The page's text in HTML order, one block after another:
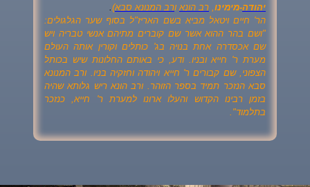
יהודה-מימינו, רב הונא ורב המנונא סבא)
.
הר' חיים ויטאל מביא בשם האריז"ל בסוף שער הגלגולים:
"ושם בהר ההוא אשר שם קוברים מתיהם אנשי טבריה ויש
שם אכסדרה אחת בנויה בג' כותלים וקורין אותה העולם
מערת ר' חייא ובניו. ודע, כי באותם החלונות שיש בכותל
הצפוני, שם קבורים ר' חייא ויהודה וחזקיה בניו. ורב המנונא
סבא הנזכר תמיד בספר הזוהר. ורב הונא ריש גלותא שהיה
בזמן רבינו הקדוש והעלו ארונו למערת ר' חייא, כנזכר
בתלמוד".